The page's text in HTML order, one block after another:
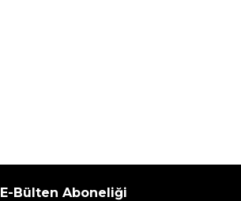
E-Bülten Aboneliği